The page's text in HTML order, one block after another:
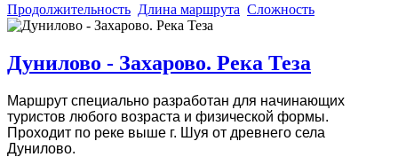
Продолжительность Длина маршрута Сложность
Дунилово - Захарово. Река Теза
Маршрут специально разработан для начинающих
туристов любого возраста и физической формы.
Проходит по реке выше г. Шуя от древнего села
Дунилово.